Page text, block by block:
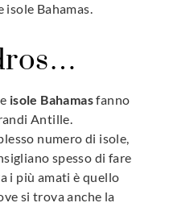
isole Bahamas.
isole Bahamasfanno
Antille.
numero di isole,
spesso di fare
i più amati è quello
si trova anche la